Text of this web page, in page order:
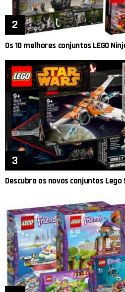
Os 10 melhores conjuntos LEGO
Descubra os novos conjuntos